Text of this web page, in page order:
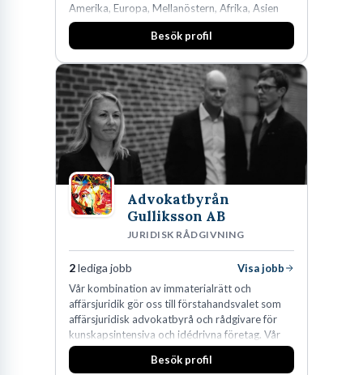
Amerika, Europa, Mellanöstern, Afrika, Asien
och Oceanien. Vi är specialister inom
affärsjuridikens alla områden och vi har några
fler än 450 jurister på fem kontor i Stockholm,
Köpenhamn, Århus, Oslo och Helsingfors kan vi
på DLA Piper erbjuda våra klienter en unik,
effektiv och gränsöverskridande nordisk
expertis. På vårt kontor i centrala Stockholm är
vi idag drygt 240 medarbetare.
Besök profil
Advokatbyrån
Gulliksson AB
JURIDISK RÅDGIVNING
2lediga jobb
Visa jobb
Vår kombination av immaterialrätt och
affärsjuridik gör oss till förstahandsvalet som
affärsjuridisk advokatbyrå och rådgivare för
kunskapsintensiva och idédrivna företag. Vår
expertis inom IP-tillgångar har gett oss en
marknadsledande position. Våra klienter väljer
Besök profil